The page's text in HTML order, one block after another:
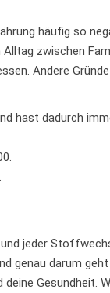
häufig so
zwischen
Andere
hast dadurch
jeder
genau darum
Gesundheit.